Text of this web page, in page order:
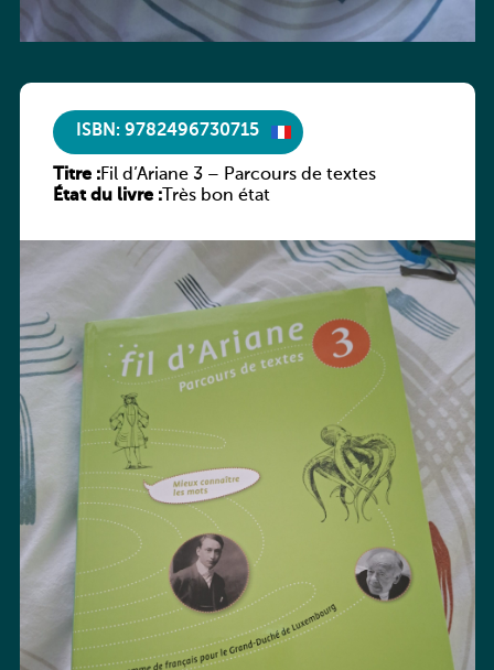
ISBN: 9782496730715
Titre :Fil d’Ariane 3 – Parcours de textes
État du livre :Très bon état